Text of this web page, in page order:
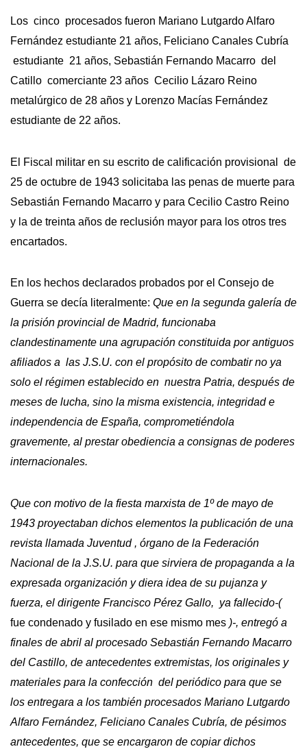
Los cinco procesados fueron Mariano Lutgardo Alfaro
Fernández estudiante 21 años, Feliciano Canales Cubría
estudiante 21 años, Sebastián Fernando Macarro del
Catillo comerciante 23 años Cecilio Lázaro Reino
metalúrgico de 28 años y Lorenzo Macías Fernández
estudiante de 22 años.
El Fiscal militar en su escrito de calificación provisional de
25 de octubre de 1943 solicitaba las penas de muerte para
Sebastián Fernando Macarro y para Cecilio Castro Reino
y la de treinta años de reclusión mayor para los otros tres
encartados.
En los hechos declarados probados por el Consejo de
Guerra se decía literalmente: Que en la segunda galería de
la prisión provincial de Madrid, funcionaba
clandestinamente una agrupación constituida por antiguos
afiliados a las J.S.U. con el propósito de combatir no ya
solo el régimen establecido en nuestra Patria, después de
meses de lucha, sino la misma existencia, integridad e
independencia de España, comprometiéndola
gravemente, al prestar obediencia a consignas de poderes
internacionales.
Que con motivo de la fiesta marxista de 1º de mayo de
1943 proyectaban dichos elementos la publicación de una
revista llamada Juventud , órgano de la Federación
Nacional de la J.S.U. para que sirviera de propaganda a la
expresada organización y diera idea de su pujanza y
fuerza, el dirigente Francisco Pérez Gallo, ya fallecido-(
fue condenado y fusilado en ese mismo mes )-, entregó a
finales de abril al procesado Sebastián Fernando Macarro
del Castillo, de antecedentes extremistas, los originales y
materiales para la confección del periódico para que se
los entregara a los también procesados Mariano Lutgardo
Alfaro Fernández, Feliciano Canales Cubría, de pésimos
antecedentes, que se encargaron de copiar dichos